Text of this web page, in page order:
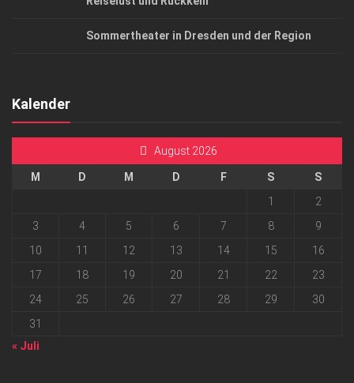
Sommertheater in Dresden und der Region
Kalender
August 2026
M D M D F S
S
1
2
3
4 5 6 7 8
9
10
11 12 13 14 15
16
17
18 19 20 21 22
23
24
25 26 27 28 29
30
31
« Juli